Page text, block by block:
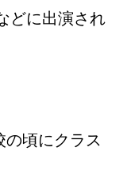
どに出演され
頃にクラス